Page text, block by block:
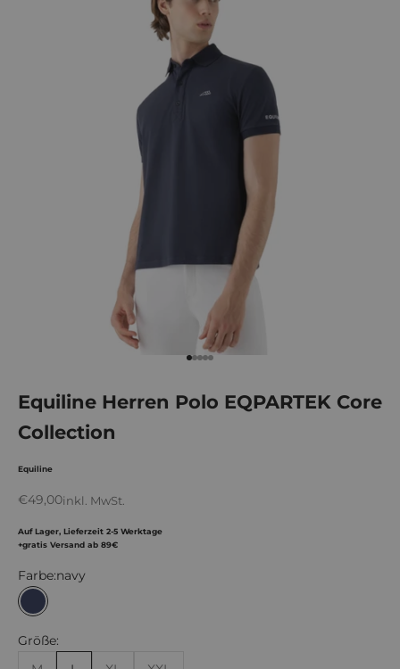
Gehe zu Element 1
Gehe zu Element 2
Gehe zu Element 3
Gehe zu Element 4
Gehe zu Element 5
Equiline Herren Polo EQPARTEK Core
Collection
Equiline
Angebot
€49,00inkl. MwSt.
Auf Lager, Lieferzeit 2-5 Werktage
+gratis Versand ab 89€
Farbe:navy
navy
Größe: